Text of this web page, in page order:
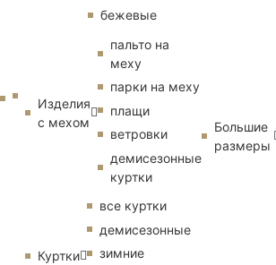
бежевые
Изделия
с мехом
пальто на
меху
парки на меху
плащи
ветровки
демисезонные
куртки
Куртки
все куртки
демисезонные
зимние
Большие
размеры